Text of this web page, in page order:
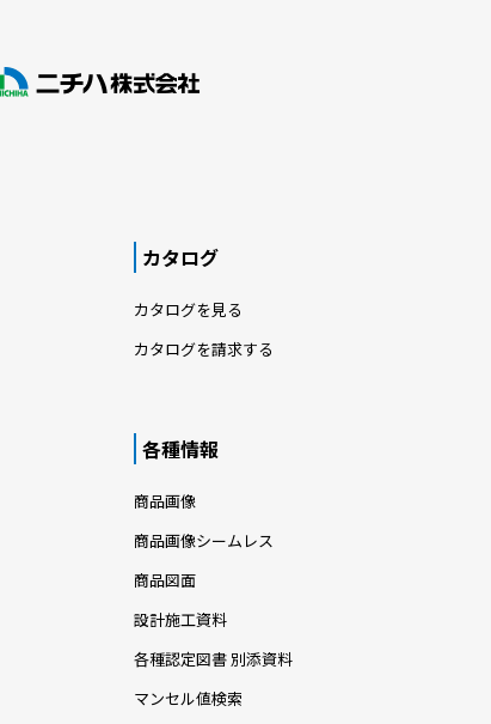
カタログ
カタログを見る
カタログを請求する
各種情報
商品画像
商品画像シームレス
商品図面
設計施工資料
各種認定図書 別添資料
マンセル値検索